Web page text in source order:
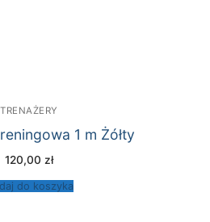
TRENAŻERY
1 m Żółty
120,00 zł
do koszyka